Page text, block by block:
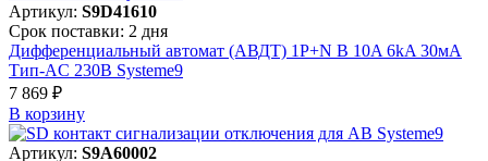
Артикул: S9D41610
Срок поставки: 2 дня
Дифференциальный автомат (АВДТ) 1P+N B 10A 6kA 30мА
Тип-AC 230В Systeme9
7 869 ₽
В корзинy
Артикул: S9A60002